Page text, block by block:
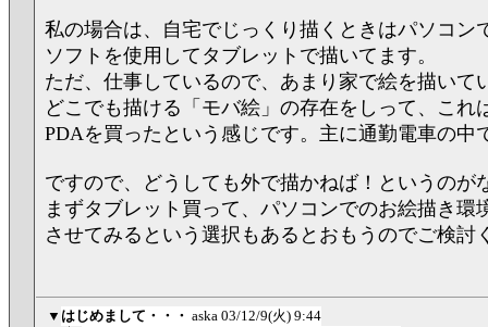
私の場合は、自宅でじっくり描くときはパソコン
ソフトを使用してタブレットで描いてます。
ただ、仕事しているので、あまり家で絵を描いて
どこでも描ける「モバ絵」の存在をしって、これ
PDAを買ったという感じです。主に通勤電車の中
ですので、どうしても外で描かねば！というのが
まずタブレット買って、パソコンでのお絵描き環
させてみるという選択もあるとおもうのでご検討
▼ はじめまして・・・ aska 03/12/9(火) 9:44